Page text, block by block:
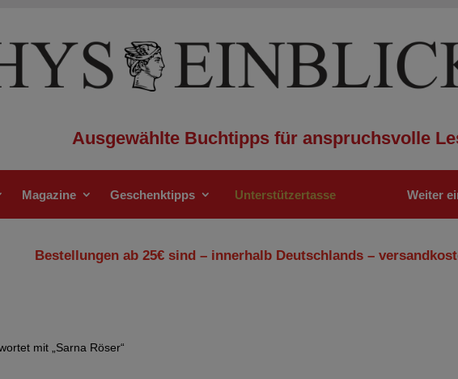
Ausgewählte Buchtipps für anspruchsvolle
Magazine Geschenktipps Unterstützertasse Weiter
Bestellungen ab 25€ sind – innerhalb Deutschlands –
mit „Sarna Röser“